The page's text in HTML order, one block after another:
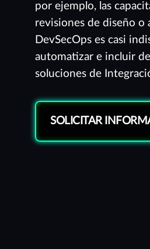
por ejemplo, las
revisiones de diseño o
DevSecOps es casi
automatizar e incluir
soluciones de
SOLICITAR